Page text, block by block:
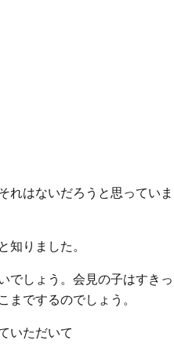
れはないだろうと思っていま
知りました。
でしょう。会見の子はすきっ
でするのでしょう。
いただいて